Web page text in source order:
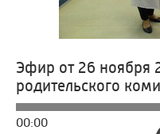
Эфир от 26 ноября
родительского
00:00